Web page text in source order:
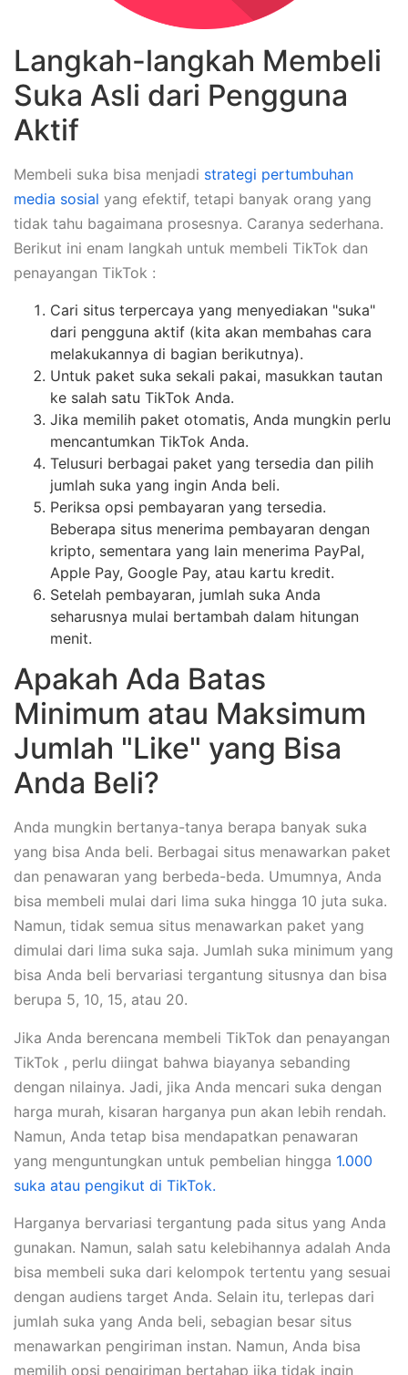
Langkah-langkah Membeli
Suka Asli dari Pengguna
Aktif
Membeli suka bisa menjadi strategi pertumbuhan
media sosial yang efektif, tetapi banyak orang yang
tidak tahu bagaimana prosesnya. Caranya sederhana.
Berikut ini enam langkah untuk membeli TikTok dan
penayangan TikTok :
Cari situs terpercaya yang menyediakan "suka"
dari pengguna aktif (kita akan membahas cara
melakukannya di bagian berikutnya).
Untuk paket suka sekali pakai, masukkan tautan
ke salah satu TikTok Anda.
Jika memilih paket otomatis, Anda mungkin perlu
mencantumkan TikTok Anda.
Telusuri berbagai paket yang tersedia dan pilih
jumlah suka yang ingin Anda beli.
Periksa opsi pembayaran yang tersedia.
Beberapa situs menerima pembayaran dengan
kripto, sementara yang lain menerima PayPal,
Apple Pay, Google Pay, atau kartu kredit.
Setelah pembayaran, jumlah suka Anda
seharusnya mulai bertambah dalam hitungan
menit.
Apakah Ada Batas
Minimum atau Maksimum
Jumlah "Like" yang Bisa
Anda Beli?
Anda mungkin bertanya-tanya berapa banyak suka
yang bisa Anda beli. Berbagai situs menawarkan paket
dan penawaran yang berbeda-beda. Umumnya, Anda
bisa membeli mulai dari lima suka hingga 10 juta suka.
Namun, tidak semua situs menawarkan paket yang
dimulai dari lima suka saja. Jumlah suka minimum yang
bisa Anda beli bervariasi tergantung situsnya dan bisa
berupa 5, 10, 15, atau 20.
Jika Anda berencana membeli TikTok dan penayangan
TikTok , perlu diingat bahwa biayanya sebanding
dengan nilainya. Jadi, jika Anda mencari suka dengan
harga murah, kisaran harganya pun akan lebih rendah.
Namun, Anda tetap bisa mendapatkan penawaran
yang menguntungkan untuk pembelian hingga 1.000
suka atau pengikut di TikTok.
Harganya bervariasi tergantung pada situs yang Anda
gunakan. Namun, salah satu kelebihannya adalah Anda
bisa membeli suka dari kelompok tertentu yang sesuai
dengan audiens target Anda. Selain itu, terlepas dari
jumlah suka yang Anda beli, sebagian besar situs
menawarkan pengiriman instan. Namun, Anda bisa
memilih opsi pengiriman bertahap jika tidak ingin